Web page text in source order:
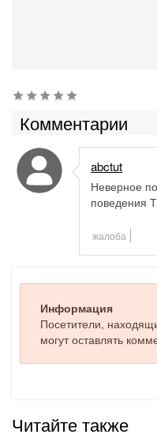
Комментарии
abctut
Неверное
поведения
жалоба
Информация
Посетители,
могут оставлять
Читайте также